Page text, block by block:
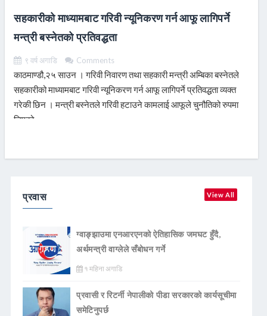
सहकारीको माध्यामबाट गरिवी न्यूनिकरण गर्न आफू लागिपर्ने
मन्त्री बस्नेतको प्रतिवद्धता
९ वर्ष अगाडि Comments
काठमाण्डौ,२५ साउन । गरिवी निवारण तथा सहकारी मन्त्री अम्बिका बस्नेतले
सहकारीको माध्यामबाट गरिवी न्यूनिकरण गर्न आफू लागिपर्ने प्रतिवद्धता व्यक्त
गरेकी छिन । मन्त्री बस्नेतले गरिवी हटाउने कामलाई आफूले चुनौतिको रुपमा
लिएको
प्रवास View All
ग्वाङ्झाउमा एनआरएनको ऐतिहासिक जमघट हुँदै,
अर्थमन्त्री वाग्लेले सँबोधन गर्ने
१ महिना अगाडि
प्रवासी र रिटर्नी नेपालीको पीडा सरकारको कार्यसूचीमा
समेटिनुपर्छ